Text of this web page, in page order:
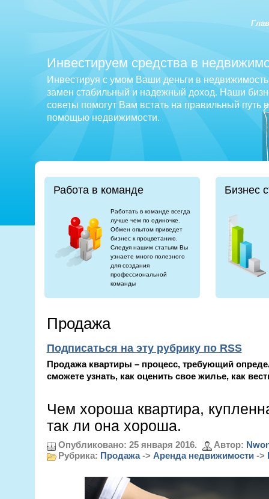
Инвестируем средства в
Инвестируя с умом Ваши деньги в
замен стабильный и надежный доход. Наши
советы помогут Вам встать на правильный путь
помощью недвижимости.
Работа в команде
Работать в команде всегда
лучше чем по одиночке.
Обмен опытом приведет
бизнес к процветанию.
Следуя нашим статьям Вы
узнаете много полезного
для создания
профессиональной
команды
Бизнес
Продажа
Подписаться на эту рубрику по RSS
Продажа квартиры – процесс, требующий
сможете узнать, как оценить свое жилье, как
Чем хороша квартира,
так ли она хороша.
Опубликовано: 25 января 2016. Автор:
Рубрика: Продажа-> Аренда недвижимости->